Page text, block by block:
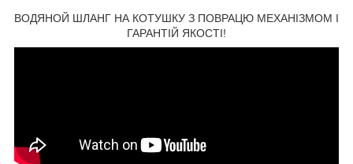
ВОДЯНОЙ ШЛАНГ НА КОТУШКУ З ПОВРАЦЮ МЕХАНІЗМОМ І
ГАРАНТІЙ ЯКОСТІ!